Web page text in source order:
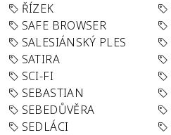
ŘÍZEK
SAFE BROWSER
SALESIÁNSKÝ PLES
SATIRA
SCI-FI
SEBASTIAN
SEBEDŮVĚRA
SEDLÁCI